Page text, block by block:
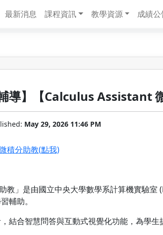
最新消息 課程資訊 教學資源 成績
導】【Calculus Assistant
May 29, 2026 11:46 PM
積分助教(點我)
教」是由國立中央大學數學系計算機實驗
輔助。
結合智慧問答與互動式視覺化功能，為學